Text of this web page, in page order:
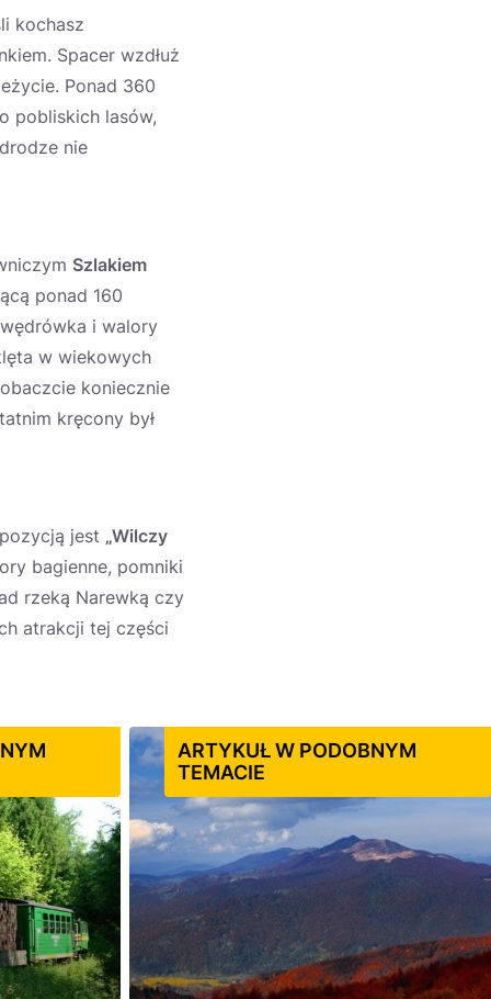
kochasz
Spacer wzdłuż
Ponad 360
pobliskich lasów,
nie
Szlakiem
ponad 160
i walory
w wiekowych
koniecznie
kręcony był
jest „Wilczy
bagienne, pomniki
rzeką Narewką czy
atrakcji tej części
ARTYKUŁ W PODOBNYM
TEMACIE